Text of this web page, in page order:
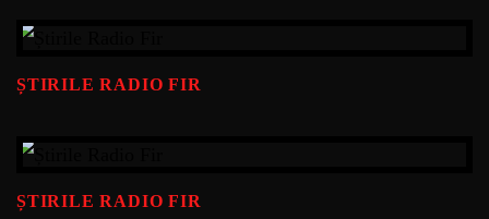
ȘTIRILE RADIO FIR
ȘTIRILE RADIO FIR